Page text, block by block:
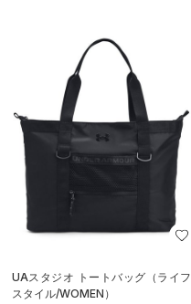
UAスタジオ トートバッグ（ライフ
スタイル/WOMEN）